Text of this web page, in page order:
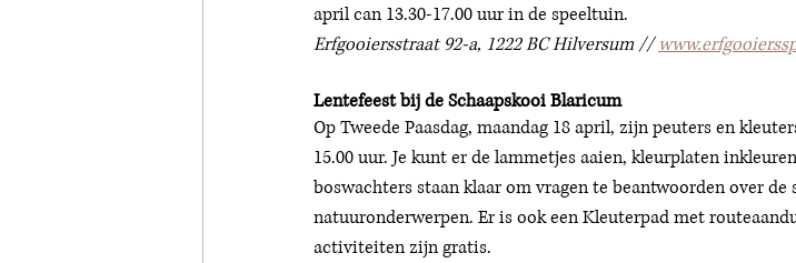
april can 13.30-17.00 uur in de speeltuin.
Erfgooiersstraat 92-a, 1222 BC Hilversum //
Lentefeest bij de Schaapskooi Blaricum
Op Tweede Paasdag, maandag 18 april, zijn peuters en
15.00 uur. Je kunt er de lammetjes aaien, kleurplaten
boswachters staan klaar om vragen te beantwoorden over de
natuuronderwerpen. Er is ook een Kleuterpad met
activiteiten zijn gratis.